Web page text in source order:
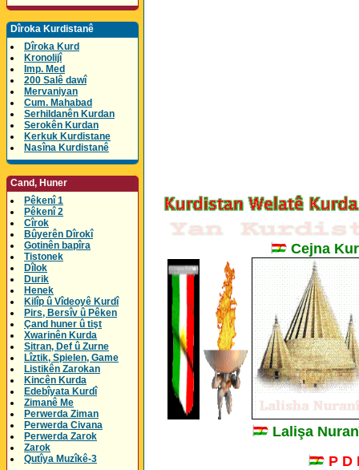
Dîroka Kurdistanê
Dîroka Kurd
Kronolijî
Imp. Med
200 Salê dawî
Mervaniyan
Cum. Mahabad
Serhildanên Kurdan
Serokên Kurdan
Kerkuk Kurdistane
Nasîna Kurdistanê
Cand, Huner
Pêkenî 1
Pêkenî 2
Cîrok
Bûyerên Dîrokî
Gotinên bapîra
Tistonek
Dîlok
Durik
Henek
Kilîp û Vîdeoyê Kurdî
Pirs, Bersîv û Pêken
Çand huner û tişt
Xwarinên Kurda
Sitran, Def û Zurne
Lîztik, Spielen, Game
Listikên Zarokan
Kincên Kurda
Edebîyata Kurdî
Zimanê Me
Perwerda Ziman
Perwerda Civana
Perwerda Zarok
Zarok
Qutîya Muzîkê-3
Cejna
Lalişa
P D